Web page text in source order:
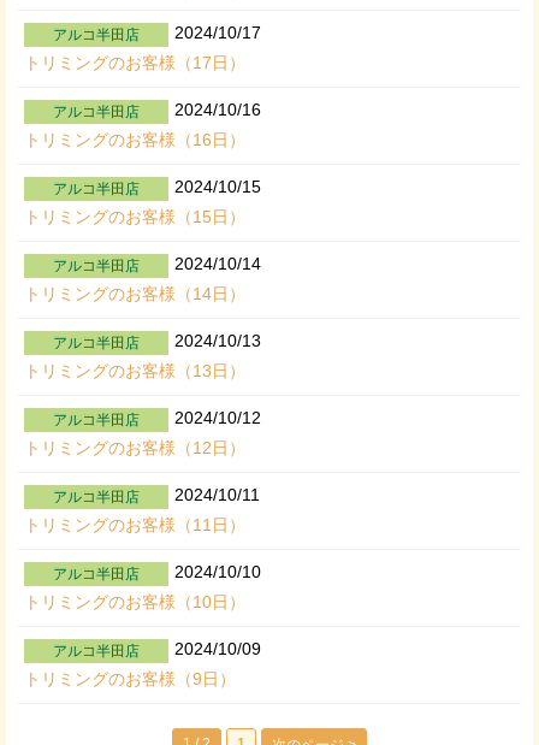
アルコ半田店
2024/10/17
トリミングのお客様（17日）
アルコ半田店
2024/10/16
トリミングのお客様（16日）
アルコ半田店
2024/10/15
トリミングのお客様（15日）
アルコ半田店
2024/10/14
トリミングのお客様（14日）
アルコ半田店
2024/10/13
トリミングのお客様（13日）
アルコ半田店
2024/10/12
トリミングのお客様（12日）
アルコ半田店
2024/10/11
トリミングのお客様（11日）
アルコ半田店
2024/10/10
トリミングのお客様（10日）
アルコ半田店
2024/10/09
トリミングのお客様（9日）